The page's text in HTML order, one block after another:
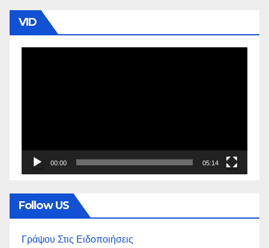
VID
00:00 05:14
Follow US
Γράψου Στις Ειδοποιήσεις